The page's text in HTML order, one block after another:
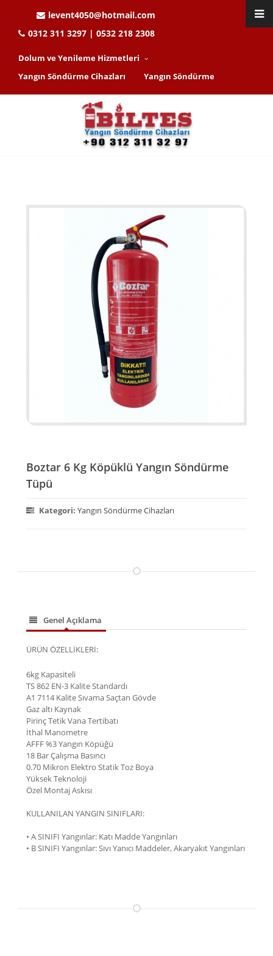
levent4050@hotmail.com
0312 311 3297 | 0532 218 2308
Dolum ve Yenileme Hizmetleri
Yangın Söndürme Cihazları
Yangın Söndürme
Boztar 6 Kg Köpüklü Yangın Söndürme
Tüpü
Kategori: Yangın Söndürme Cihazları
Genel Açıklama
ÜRÜN ÖZELLİKLERİ:​
6kg Kapasiteli
TS 862 EN-3 Kalite Standardı
A1 7114 Kalite Sıvama Saçtan Gövde
Gaz altı Kaynak
Pirinç Tetik Vana Tertibatı
İthal Manometre
AFFF %3 Yangın Köpüğü
18 Bar Çalışma Basıncı
0.70 Mikron Elektro Statik Toz Boya
Yüksek Teknoloji
Özel Montaj Askısı
KULLANILAN YANGIN SINIFLARI:
• A SINIFI Yangınlar: Katı Madde Yangınları
• B SINIFI Yangınlar: Sıvı Yanıcı Maddeler, Akaryakıt Yangınları